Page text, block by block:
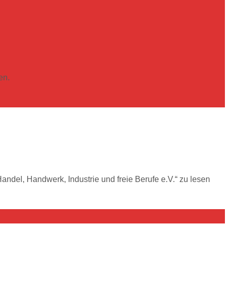
Handwerk, Industrie und freie Berufe e.V.“ zu lesen